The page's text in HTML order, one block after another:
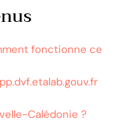
fonctionne ce
Calédonie ?